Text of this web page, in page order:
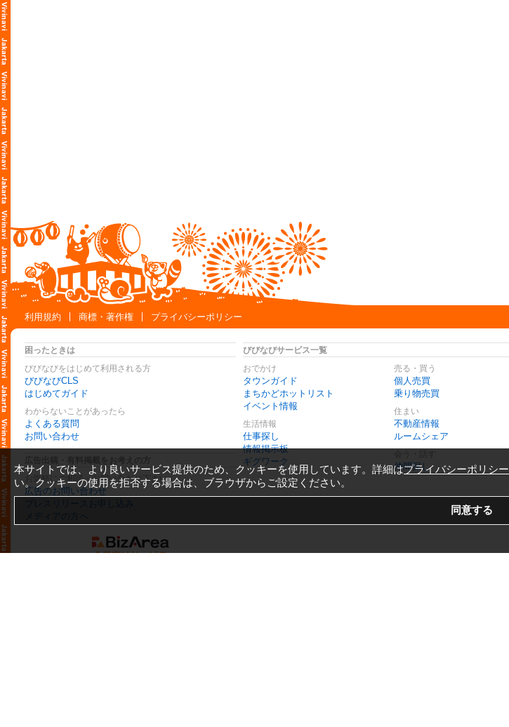
利用規約
商標・著作権 プライバシーポリシー
困ったときは
びびなびをはじめて利用される方
びびなびCLS
はじめてガイド
わからないことがあったら
よくある質問
お問い合わせ
お気軽にご相談・お問い合わせ下さい
広告のお問い合わせ
プレスリリースお申し込み
メディアの方へ
びびなびサービス一覧
おでかけ
タウンガイド
まちかどホットリスト
イベント情報
生活情報
仕事探し
情報掲示板
ギグワーク
売る・買う
個人売買
乗り物売買
住まい
不動産情報
ルームシェア
仲間探し
本サイトでは、より良いサービス提供のため、クッキーを使用しています。詳細はプライバシーポリシー
い。クッキーの使用を拒否する場合は、ブラウザからご設定ください。